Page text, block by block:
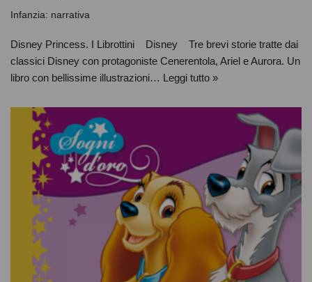
Infanzia: narrativa
Disney Princess. I Librottini Disney Tre brevi storie tratte dai
classici Disney con protagoniste Cenerentola, Ariel e Aurora. Un
libro con bellissime illustrazioni… Leggi tutto »